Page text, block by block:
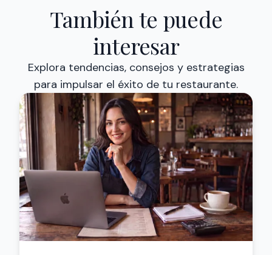
También te puede
interesar
Explora tendencias, consejos y estrategias
para impulsar el éxito de tu restaurante.